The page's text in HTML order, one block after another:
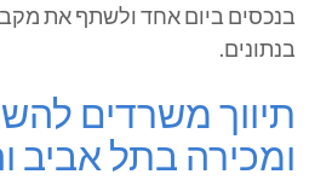
בנכסים ביום אחד ולשתף את
בנתונים.
תיווך משרדים
ומכירה בתל אביב